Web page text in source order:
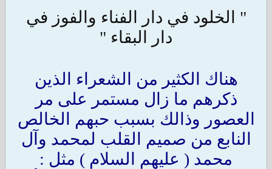
" الخلود في دار الفناء والفوز في
دار البقاء "
هناك الكثير من الشعراء الذين
ذكرهم ما زال مستمر على مر
العصور وذالك بسبب حبهم الخالص
النابع من صميم القلب لمحمد وآل
محمد ( عليهم السلام ) مثل :